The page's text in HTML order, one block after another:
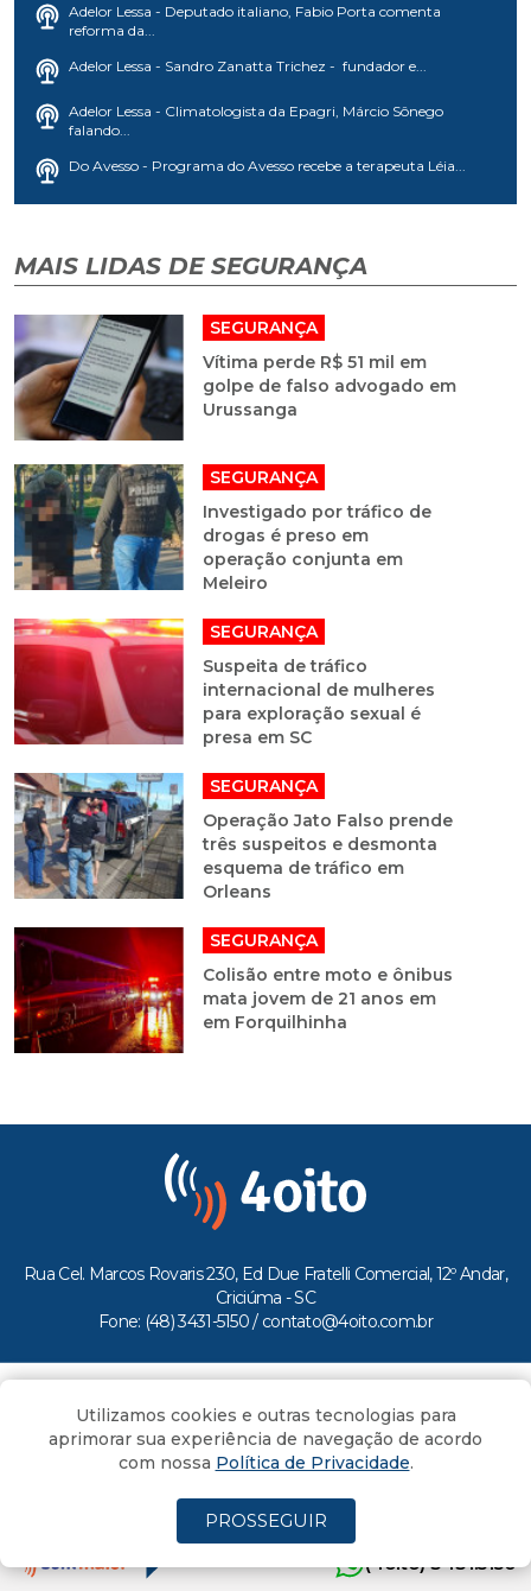
Adelor Lessa - Deputado italiano, Fabio Porta comenta
reforma da...
Adelor Lessa - Sandro Zanatta Trichez - fundador e...
Adelor Lessa - Climatologista da Epagri, Márcio Sônego
falando...
Do Avesso - Programa do Avesso recebe a terapeuta Léia...
MAIS LIDAS DE SEGURANÇA
SEGURANÇA
Vítima perde R$ 51 mil em
golpe de falso advogado em
Urussanga
SEGURANÇA
Investigado por tráfico de
drogas é preso em
operação conjunta em
Meleiro
SEGURANÇA
Suspeita de tráfico
internacional de mulheres
para exploração sexual é
presa em SC
SEGURANÇA
Operação Jato Falso prende
três suspeitos e desmonta
esquema de tráfico em
Orleans
SEGURANÇA
Colisão entre moto e ônibus
mata jovem de 21 anos em
em Forquilhinha
Rua Cel. Marcos Rovaris 230, Ed Due Fratelli Comercial, 12º Andar,
Criciúma - SC
Fone: (48) 3431-5150 / contato@4oito.com.br
Todos os direitos reservados ao Portal 4oito
(4oito) 3431.5150
Utilizamos cookies e outras tecnologias para
aprimorar sua experiência de navegação de acordo
com nossa Política de Privacidade.
PROSSEGUIR